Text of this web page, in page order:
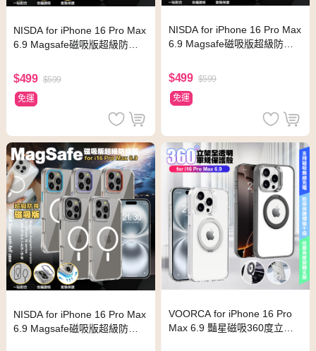
NISDA for iPhone 16 Pro Max
6.9 Magsafe磁吸版超級防摔
$499 $599
免運
NISDA for iPhone 16 Pro Max
6.9 Magsafe磁吸版超級防摔
$499 $599
免運
NISDA for iPhone 16 Pro Max
6.9 Magsafe磁吸版超級防摔
VOORCA for iPhone 16 Pro
Max 6.9 豔星磁吸360度立架